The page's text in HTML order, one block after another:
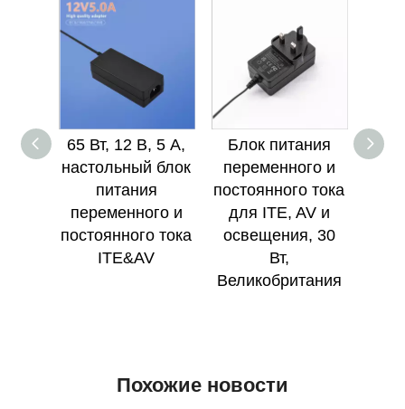
65 Вт, 12 В, 5 А,
настольный блок
питания
переменного и
постоянного тока
ITE&AV
Блок питания
переменного и
постоянного тока
для ITE, AV и
освещения, 30
Вт,
Великобритания
Похожие новости